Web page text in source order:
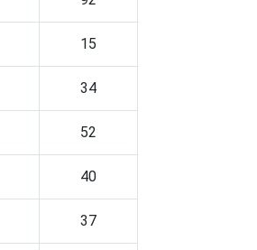
15
34
52
40
37